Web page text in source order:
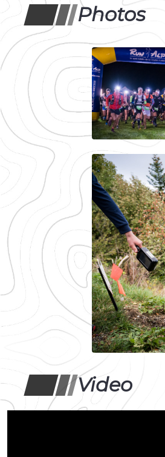
Photos
Video